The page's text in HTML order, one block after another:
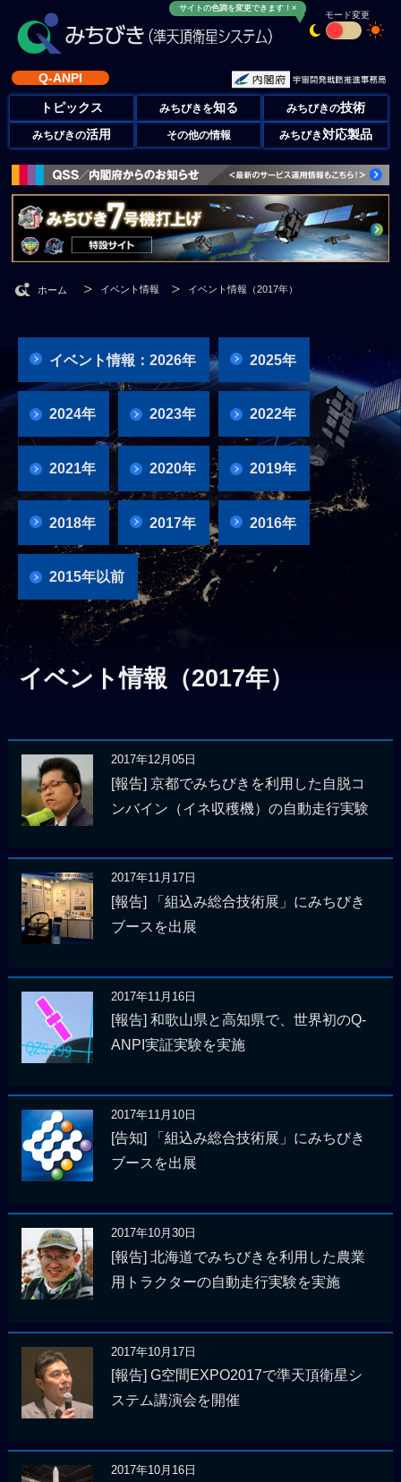
サイトの色調を変更できます！×
モード変更
Q-ANPI
トピックス みちびきを知る みちびきの技術
みちびきの活用 その他の情報 みちびき対応製品
ホーム イベント情報 イベント情報（2017年）
イベント情報：2026年 2025年
2024年 2023年 2022年
2021年 2020年 2019年
2018年 2017年 2016年
2015年以前
イベント情報（2017年）
2017年12月05日
[報告] 京都でみちびきを利用した自脱コ
ンバイン（イネ収穫機）の自動走行実験
2017年11月17日
[報告] 「組込み総合技術展」にみちびき
ブースを出展
2017年11月16日
[報告] 和歌山県と高知県で、世界初のQ-
ANPI実証実験を実施
2017年11月10日
[告知] 「組込み総合技術展」にみちびき
ブースを出展
2017年10月30日
[報告] 北海道でみちびきを利用した農業
用トラクターの自動走行実験を実施
2017年10月17日
[報告] G空間EXPO2017で準天頂衛星シ
ステム講演会を開催
2017年10月16日